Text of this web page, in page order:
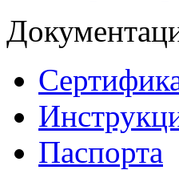
Паспорта